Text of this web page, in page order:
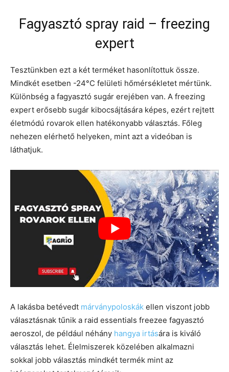
Fagyasztó spray raid – freezing
expert
Tesztünkben ezt a két terméket hasonlítottuk össze.
Mindkét esetben -24°C felületi hőmérsékletet mértünk.
Különbség a fagyasztó sugár erejében van. A freezing
expert erősebb sugár kibocsájtására képes, ezért rejtett
életmódú rovarok ellen hatékonyabb választás. Főleg
nehezen elérhető helyeken, mint azt a videóban is
láthatjuk.
A lakásba betévedt márványpoloskák ellen viszont jobb
választásnak tűnik a raid essentials freezee fagyasztó
aeroszol, de például néhány hangya irtására is kiváló
választás lehet. Élelmiszerek közelében alkalmazni
sokkal jobb választás mindkét termék mint az